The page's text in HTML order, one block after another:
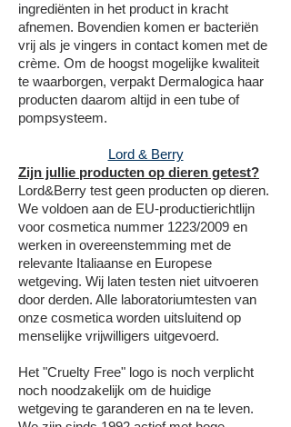
ingrediënten in het product in kracht
afnemen. Bovendien komen er bacteriën
vrij als je vingers in contact komen met de
crème. Om de hoogst mogelijke kwaliteit
te waarborgen, verpakt Dermalogica haar
producten daarom altijd in een tube of
pompsysteem.
Lord & Berry
Zijn jullie producten op dieren getest?
Lord&Berry test geen producten op dieren.
We voldoen aan de EU-productierichtlijn
voor cosmetica nummer 1223/2009 en
werken in overeenstemming met de
relevante Italiaanse en Europese
wetgeving. Wij laten testen niet uitvoeren
door derden. Alle laboratoriumtesten van
onze cosmetica worden uitsluitend op
menselijke vrijwilligers uitgevoerd.
Het "Cruelty Free" logo is noch verplicht
noch noodzakelijk om de huidige
wetgeving te garanderen en na te leven.